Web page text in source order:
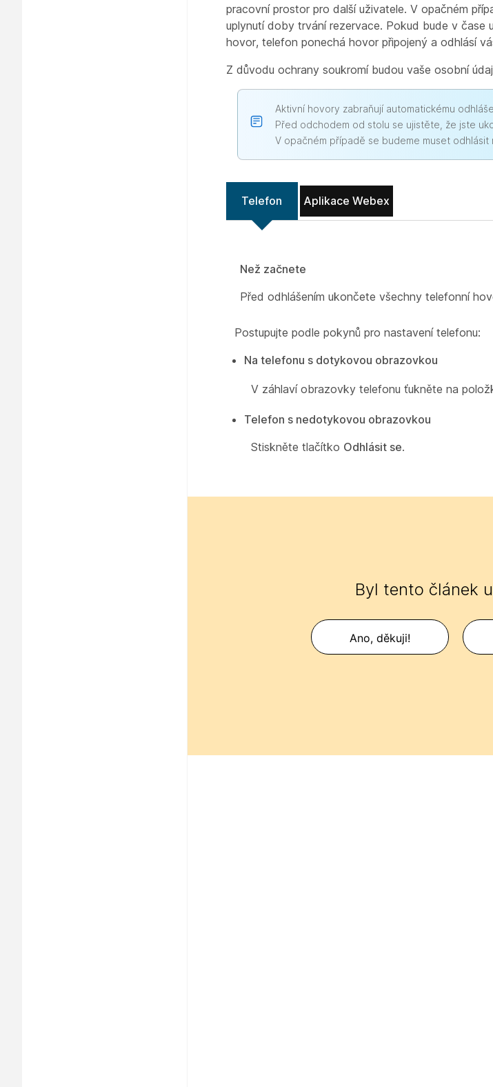
pracovní prostor pro další uživatele. V opačném
uplynutí doby trvání rezervace. Pokud bude v čase
hovor, telefon ponechá hovor připojený a odhlásí
Z důvodu ochrany soukromí budou vaše osobní
Aktivní hovory zabraňují automatickému
Před odchodem od stolu se ujistěte, že jste
V opačném případě se budeme muset odhlásit
Telefon Aplikace Webex
Než začnete
Před odhlášením ukončete všechny telefonní
Postupujte podle pokynů pro nastavení telefonu:
Na telefonu s dotykovou obrazovkou
V záhlaví obrazovky telefonu ťukněte na
Telefon s nedotykovou obrazovkou
Stiskněte tlačítko Odhlásit se.
Byl tento článek
Ano, děkuji!